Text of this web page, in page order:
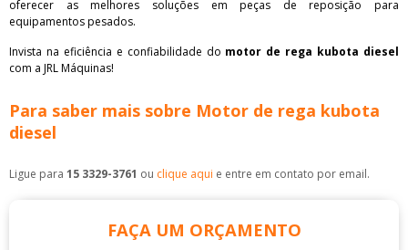
oferecer as melhores soluções em peças de reposição para
equipamentos pesados.
Invista na eficiência e confiabilidade do motor de rega kubota diesel
com a JRL Máquinas!
Para saber mais sobre Motor de rega kubota
diesel
Ligue para 15 3329-3761 ou clique aqui e entre em contato por email.
FAÇA UM ORÇAMENTO